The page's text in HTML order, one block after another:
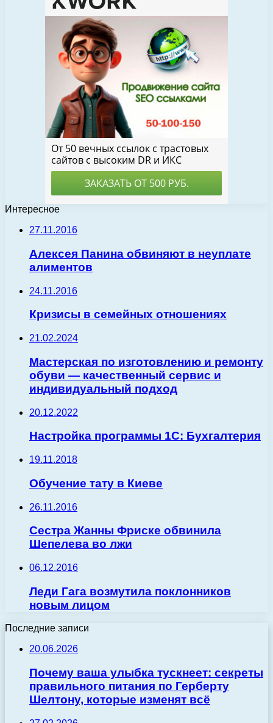
Интересное
27.11.2016
Алексея Панина обвиняют в неуплате
алиментов
24.11.2016
Кризисы в семейных отношениях
21.02.2024
Мастерская по изготовлению и ремонту
обуви — качественный сервис и
индивидуальный подход
20.12.2022
Настройка программы 1C: Бухгалтерия
19.11.2018
Обучение тату в Киеве
26.11.2016
Сестра Жанны Фриске обвинила
Шепелева во лжи
06.12.2016
Леди Гага возмутила поклонников
новым лицом
Последние записи
20.06.2026
Почему ваша улыбка тускнеет: секреты
правильного питания по Герберту
Шелтону, которые изменят всё